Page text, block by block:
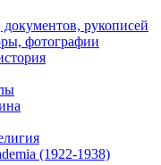
рукописей
фотографии
(1922-1938)